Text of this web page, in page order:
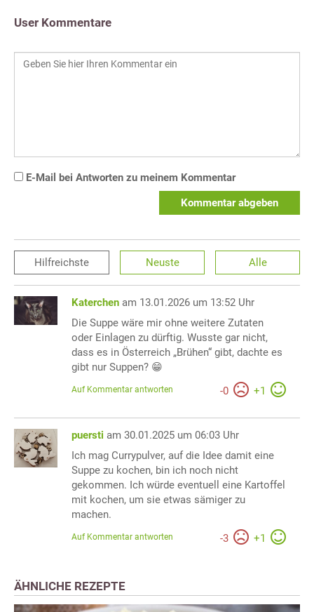
User Kommentare
E-Mail bei Antworten zu meinem Kommentar
Kommentar abgeben
Hilfreichste Neuste Alle
Katerchen am 13.01.2026 um 13:52 Uhr
Die Suppe wäre mir ohne weitere Zutaten
oder Einlagen zu dürftig. Wusste gar nicht,
dass es in Österreich „Brühen“ gibt, dachte es
gibt nur Suppen? 😁
-0 +1
Auf Kommentar antworten
puersti am 30.01.2025 um 06:03 Uhr
Ich mag Currypulver, auf die Idee damit eine
Suppe zu kochen, bin ich noch nicht
gekommen. Ich würde eventuell eine Kartoffel
mit kochen, um sie etwas sämiger zu
machen.
-3 +1
Auf Kommentar antworten
ÄHNLICHE REZEPTE